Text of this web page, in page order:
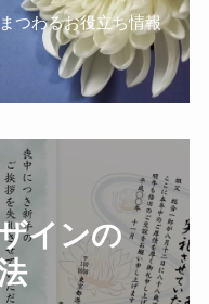
つわるお役立ち情報
インの